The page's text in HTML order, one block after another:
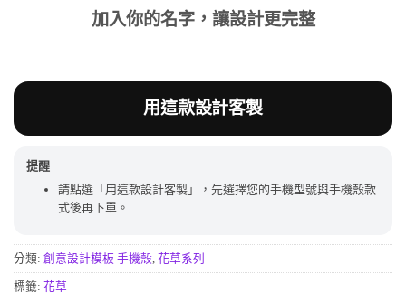
加入你的名字，讓設計更完整
用這款設計客製
提醒
請點選「用這款設計客製」，先選擇您的手機型號與手機殼款
式後再下單。
分類: 創意設計模板 手機殼 花草系列
標籤: 花草